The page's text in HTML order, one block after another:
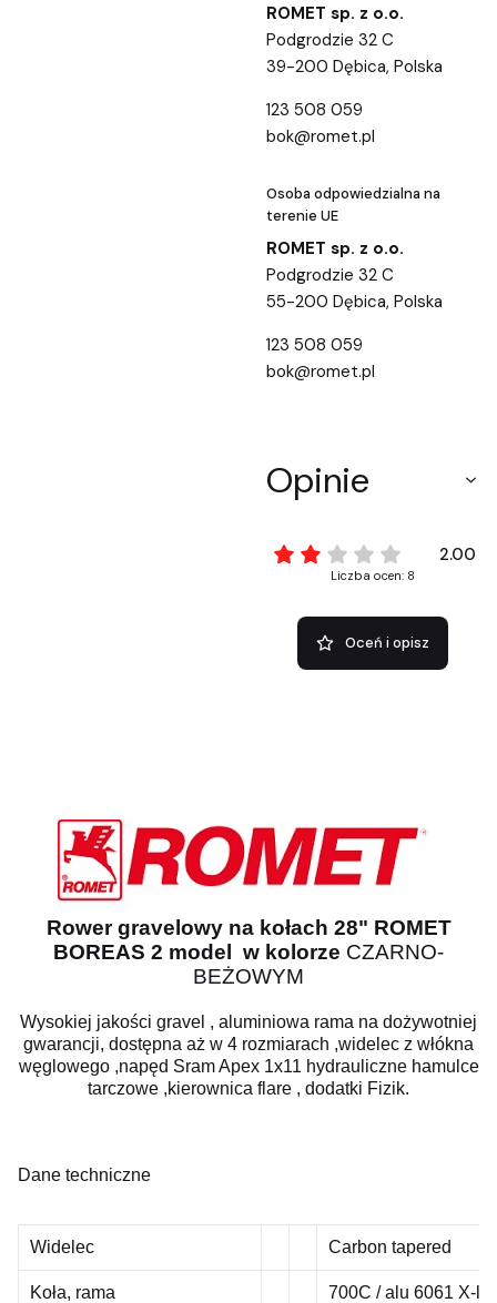
ROMET sp. z o.o.
Podgrodzie 32 C
39-200 Dębica, Polska
123 508 059
bok@romet.pl
Osoba odpowiedzialna na
terenie UE
ROMET sp. z o.o.
Podgrodzie 32 C
55-200 Dębica, Polska
123 508 059
bok@romet.pl
Opinie
2.00
Liczba ocen: 8
Oceń i opisz
Rower gravelowy na kołach 28" ROMET
BOREAS 2 model w kolorze CZARNO-
BEŻOWYM
Wysokiej jakości gravel , aluminiowa rama na dożywotniej
gwarancji, dostępna aż w 4 rozmiarach ,widelec z włókna
węglowego ,napęd Sram Apex 1x11 hydrauliczne hamulce
tarczowe ,kierownica flare , dodatki Fizik.
Dane techniczne
Widelec Carbon tapered
Koła, rama 700C / alu 6061 X-